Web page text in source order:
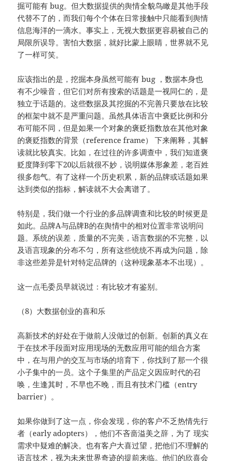
掘可能有 bug。但大数据提供的舆情全貌鸟瞰是其他手段
代替不了的，而我们每个个体在日常接触中只能看到舆情
信息海洋的一滴水。事实上，无视大数据更容易被自己的
局限所误导。害怕大数据，就好比蒙上眼睛，世界就不见
了一样可笑。
应该指出的是，挖掘本身虽然可能有 bug ，数据本身也
有不少噪音，但它们对所有搜索的话题是一视同仁的，是
独立于话题的。这些数据及其挖掘的不完善只要放在比较
的框架中就不是严重问题。虽然具体语言中褒贬比例和分
布可能不同，但是如果一个对象的褒贬指数放在其他对象
的褒贬指数的背景（reference frame） 下来阐释，其解
读就比较真实。比如，在过往的许多调查中，我们知道褒
贬度降到零下20以后就很不妙，说明媒体形象差，老百姓
很多怨气。有了这样一个历史积累，新的品牌或话题如果
达到类似的指标，解读就不大会离谱了。
特别是，我们做一个行业的多品牌调查和比较的时候更是
如此。品牌A与品牌B的在舆情中的相对位置非常说明问
题。系统的误差，质量的不完美，语言数据的不完整，以
及语言现象的分布不匀，所有这些统统不再成为问题，除
非这些差异是针对特定品牌的（这种现象基本不出现）。
这一点毛委员早就说过：有比较才有鉴别。
（8）大数据创业的喜和乐
高新技术的好处在于做前人没做过的创新。创新的真义在
于在技术手段面对应用现场的无数应用可能的组合方案
中，在与用户的交互与市场的培育下，你找到了那一个很
小子集中的一员。这个子集里的产品定义因应时代的召
唤，生逢其时，不早也不晚，而且有技术门槛（entry
barrier）。
如果你做到了这一点，你会发现，你的客户不乏热情先行
者（early adopters），他们不吝啬溢美之辞，为了 现实
需求中疑难的解决。也有客户大喜过望，把他们不理解的
语言技术，视为未来世界奇迹的提前来临。他们的欣喜会